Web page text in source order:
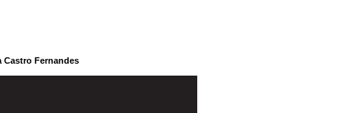
Castro Fernandes